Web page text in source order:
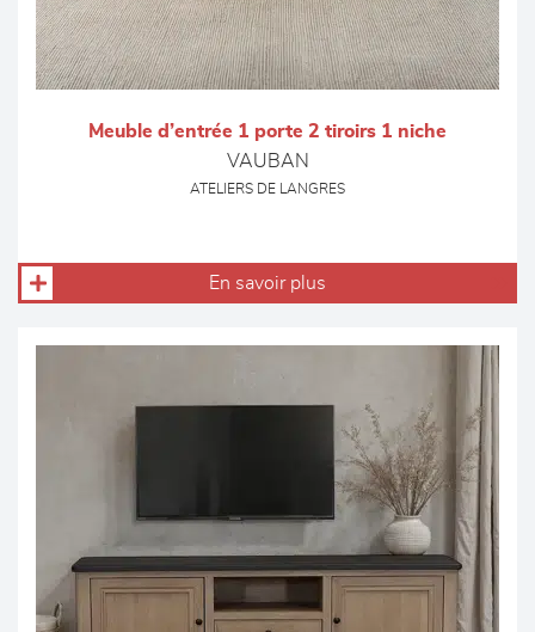
Meuble d’entrée 1 porte 2 tiroirs 1 niche
VAUBAN
ATELIERS DE LANGRES
En savoir plus